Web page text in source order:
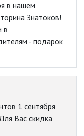
в нашем
Знатоков!
в
- подарок
1 сентября
Вас скидка